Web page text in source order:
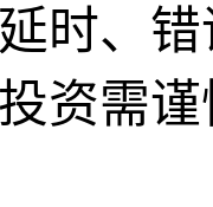
时、
资需